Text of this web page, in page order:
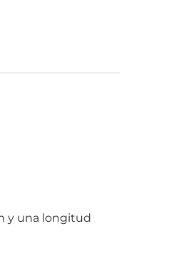
y una longitud